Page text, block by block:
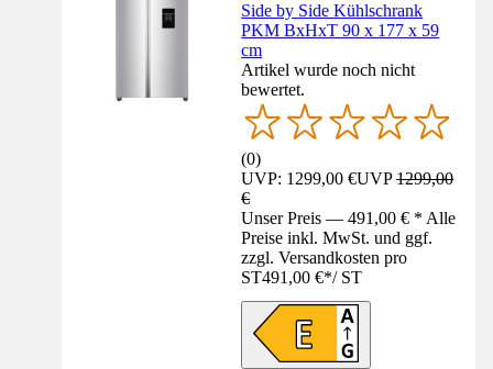
Side by Side Kühlschrank
PKM BxHxT 90 x 177 x 59
cm
Artikel wurde noch nicht
bewertet.
(0)
UVP: 1299,00 €UVP1299,00
€
Unser Preis — 491,00 € * Alle
Preise inkl. MwSt. und ggf.
zzgl. Versandkosten pro
ST491,00 €*/ ST